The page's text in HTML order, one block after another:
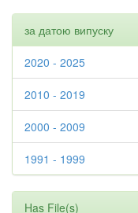
за датою випуску
2020 - 2025
2010 - 2019
2000 - 2009
1991 - 1999
Has File(s)